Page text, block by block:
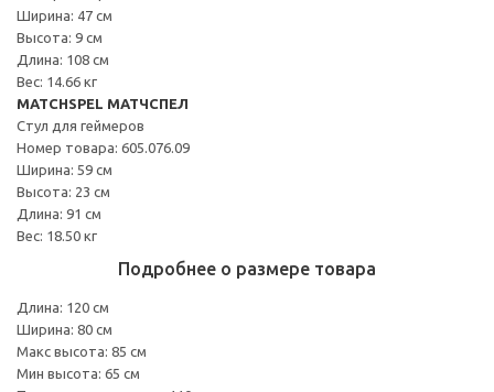
Ширина: 47 см
Высота: 9 см
Длина: 108 см
Вес: 14.66 кг
MATCHSPEL МАТЧСПЕЛ
Стул для геймеров
Номер товара: 605.076.09
Ширина: 59 см
Высота: 23 см
Длина: 91 см
Вес: 18.50 кг
Подробнее о размере товара
Длина: 120 см
Ширина: 80 см
Макс высота: 85 см
Мин высота: 65 см